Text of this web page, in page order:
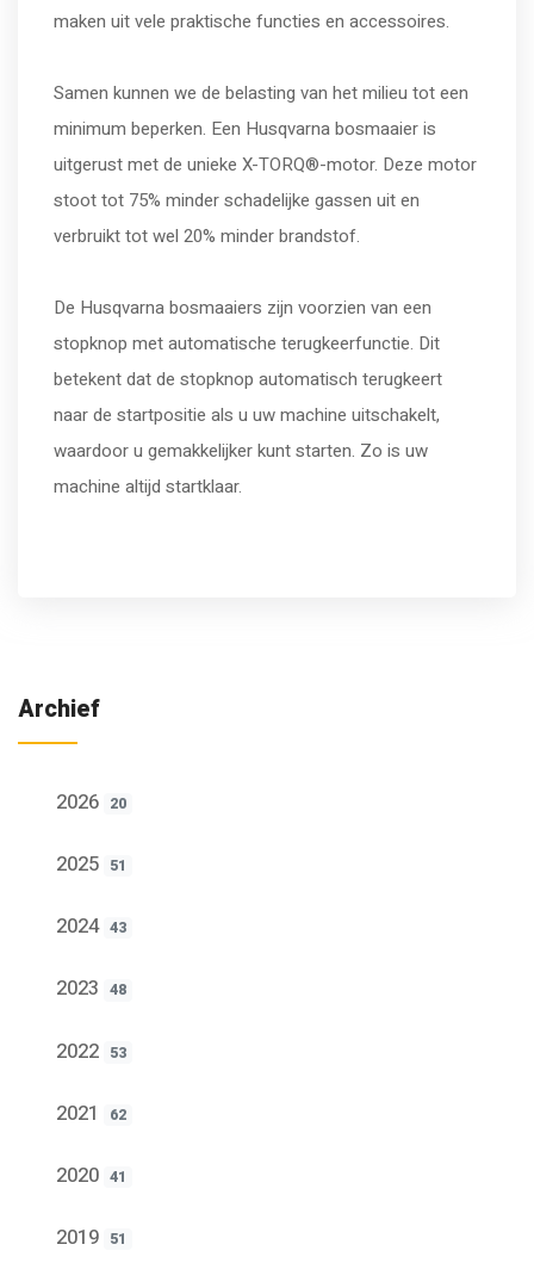
maken uit vele praktische functies en accessoires.
Samen kunnen we de belasting van het milieu tot een
minimum beperken. Een Husqvarna bosmaaier is
uitgerust met de unieke X-TORQ®-motor. Deze motor
stoot tot 75% minder schadelijke gassen uit en
verbruikt tot wel 20% minder brandstof.
De Husqvarna bosmaaiers zijn voorzien van een
stopknop met automatische terugkeerfunctie. Dit
betekent dat de stopknop automatisch terugkeert
naar de startpositie als u uw machine uitschakelt,
waardoor u gemakkelijker kunt starten. Zo is uw
machine altijd startklaar.
Archief
2026 20
2025 51
2024 43
2023 48
2022 53
2021 62
2020 41
2019 51